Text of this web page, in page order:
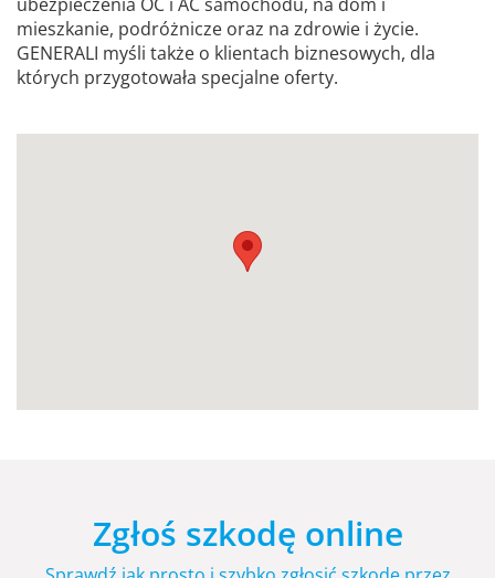
mieszkanie, podróżnicze oraz na zdrowie i życie.
GENERALI myśli także o klientach biznesowych, dla
których przygotowała specjalne oferty.
Zgłoś szkodę online